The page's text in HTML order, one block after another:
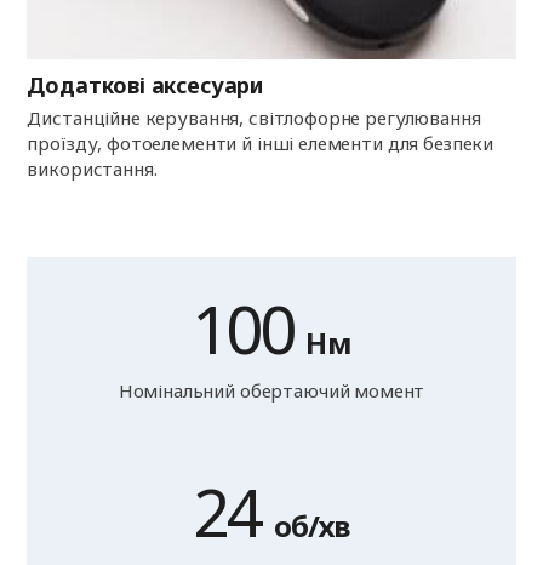
Додаткові аксесуари
Дистанційне керування, світлофорне регулювання
проїзду, фотоелементи й інші елементи для безпеки
використання.
100 Нм
Номінальний обертаючий момент
24 об/хв